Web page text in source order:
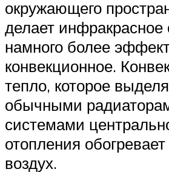
окружающего
делает инфракрасное
намного более
конвекционное.
тепло, которое
обычными
системами
отопления
воздух.